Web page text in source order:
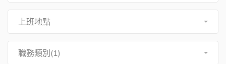
上班地點
職務類別(1)